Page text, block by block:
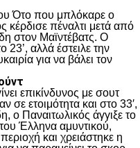
Ότο που μπλόκαρε ο
κέρδισε πέναλτι μετά από
στον Μαϊντέβατς. Ο
23’, αλλά έστειλε την
για να βάλει τον
επικίνδυνος με σουτ
σε ετοιμότητα και στο 33′,
ο Παναιτωλικός άγγιξε το
Έλληνα αμυντικού,
και χρειάστηκε η